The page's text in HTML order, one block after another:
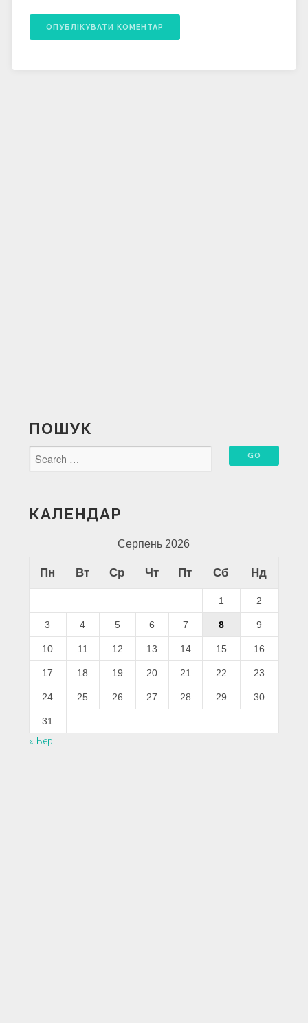
ПОШУК
КАЛЕНДАР
Серпень 2026
Пн Вт Ср Чт Пт Сб Нд
1 2
3 4 5 6 7 8 9
10 11 12 13 14 15 16
17 18 19 20 21 22 23
24 25 26 27 28 29 30
31
« Бер